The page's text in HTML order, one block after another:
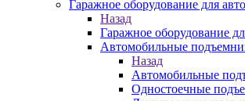
Гаражное оборудование для
Назад
Гаражное оборудование
Автомобильные
Назад
Автомобильные
Одностоечные